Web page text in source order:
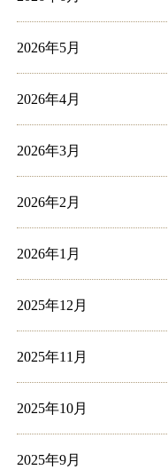
2026年5月
2026年4月
2026年3月
2026年2月
2026年1月
2025年12月
2025年11月
2025年10月
2025年9月